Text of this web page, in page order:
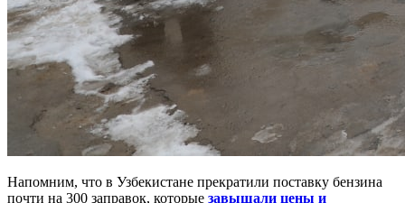
Напомним, что в Узбекистане прекратили поставку бензина
почти на 300 заправок, которые завышали цены и